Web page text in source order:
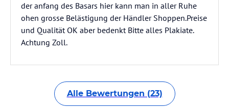
der anfang des Basars hier kann man in aller Ruhe
ohen grosse Belästigung der Händler Shoppen.Preise
und Qualität OK aber bedenkt Bitte alles Plakiate.
Achtung Zoll.
Alle Bewertungen (23)